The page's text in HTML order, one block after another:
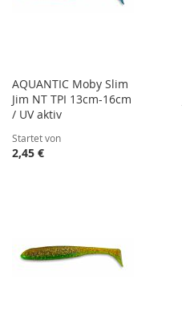
AQUANTIC Moby Slim
Jim NT TPI 13cm-16cm
/ UV aktiv
Startet von
2,45 €